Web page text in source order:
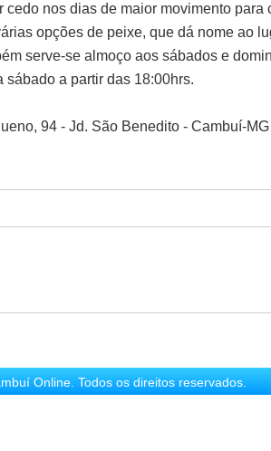
cedo nos dias de maior movimento para
opções de peixe, que dá nome ao
serve-se almoço aos sábados e
sábado a partir das 18:00hrs.
94 - Jd. São Benedito - Cambuí-MG
Online. Todos os direitos reservados.